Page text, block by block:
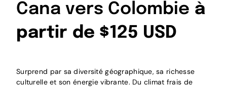
Cana vers Colombie à
partir de $125 USD
Surprend par sa diversité géographique, sa richesse
culturelle et son énergie vibrante. Du climat frais de